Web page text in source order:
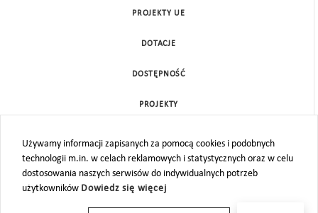
Używamy informacji zapisanych za pomocą cookies i podobnych
technologii m.in. w celach reklamowych i statystycznych oraz w celu
dostosowania naszych serwisów do indywidualnych potrzeb
użytkowników Dowiedz się więcej
PROJEKTY UE
DOTACJE
DOSTĘPNOŚĆ
PROJEKTY
MAPA STRONY